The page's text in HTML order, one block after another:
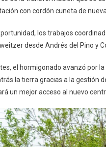
con cordón cuneta de
los trabajos
desde Andrés del Pino y
el hormigonado avanzó por
la tierra gracias a la gestión
un mejor acceso al nuevo